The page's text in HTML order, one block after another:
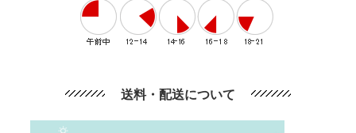
送料・配送について